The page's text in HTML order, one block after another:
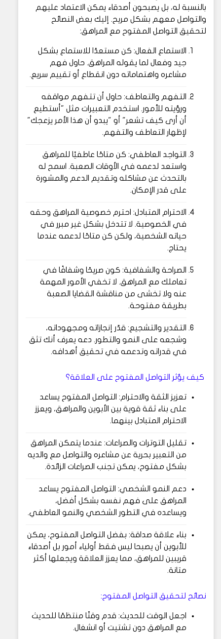
بالنسبة له، بل يصبحون أصدقاء يمكن الاعتماد عليهم
والتواصل معهم بشكل مريح. إليك بعض النصائح
لتحقيق التواصل المفتوح مع المراهق:
الاستماع الفعال: كن مستعدًا للاستماع بشكل
جيد وفعال لما يقوله المراهق. حاول فهم
مشاعره واهتماماته دون انقطاع أو تقييم سريع.
التفهم والتعاطف: حاول أن تتفهم مواقفه
ورؤيته للأمور. استخدم التعبيرات مثل "أستطيع
أن أرى كيف تشعر" أو "يبدو أن هذا الأمر يزعجك"
لإظهار التعاطف والتفهم.
التواجد العاطفي: كن متاحًا عاطفيًا للمراهق
واستعد لدعمه في الأوقات الصعبة. اسمح له
بالتحدث عن مشاكله وتقديم الدعم والمشورة
على قدر الإمكان.
الاحترام المتبادل: احترم خصوصية المراهق وحقه
في الخصوصية. لا تتدخل بشكل غير مبرر في
حياته الشخصية، ولكن كن متاحًا لدعمه عندما
يحتاج.
الصراحة والشفافية: كون صريحًا وشفافًا في
تعاملك مع المراهق. لا تخفي الأمور المهمة
عنه ولا تخشى من مناقشة القضايا الصعبة
بطريقة مفتوحة.
التقدير والتشجيع: قدّر إنجازاته ومجهوداته،
وشجعه على النمو والتطور. دعه يعرف أنك تثق
في قدراته وتدعمه في تحقيق أهدافه.
كيف يؤثر التواصل المفتوح على العلاقة؟
تعزيز الثقة والاحترام: التواصل المفتوح يساعد
على بناء ثقة قوية بين الأبوين والمراهق، ويعزز
الاحترام المتبادل بينهما.
تقليل التوترات والصراعات: عندما يتمكن المراهق
من التعبير بحرية عن مشاعره والتواصل مع والديه
بشكل مفتوح، يمكن تجنب الصراعات الزائدة.
دعم النمو الشخصي: التواصل المفتوح يساعد
المراهق على فهم نفسه بشكل أفضل،
ويساعده في التطور الشخصي والنمو العاطفي.
بناء علاقة صداقة: بفضل التواصل المفتوح، يمكن
للأبوين أن يصبحا ليس فقط أولياء أمور بل أصدقاء
قريبين للمراهق، مما يعزز العلاقة ويجعلها أكثر
متانة.
نصائح لتحقيق التواصل المفتوح:
اجعل الوقت للحديث: قدم وقتًا منتظمًا للحديث
مع المراهق دون تشتيت أو انشغال.